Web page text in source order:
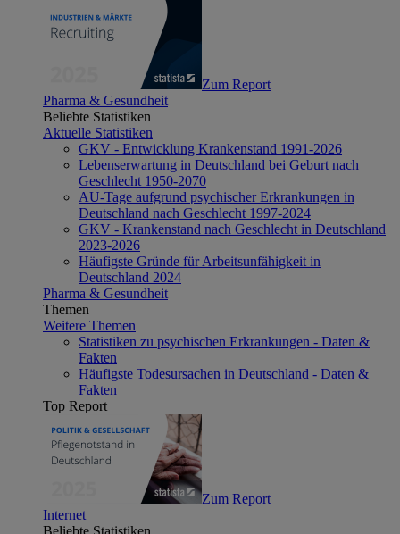
Zum Report
Pharma & Gesundheit
Beliebte Statistiken
Aktuelle Statistiken
GKV - Entwicklung Krankenstand 1991-2026
Lebenserwartung in Deutschland bei Geburt nach
Geschlecht 1950-2070
AU-Tage aufgrund psychischer Erkrankungen in
Deutschland nach Geschlecht 1997-2024
GKV - Krankenstand nach Geschlecht in Deutschland
2023-2026
Häufigste Gründe für Arbeitsunfähigkeit in
Deutschland 2024
Pharma & Gesundheit
Themen
Weitere Themen
Statistiken zu psychischen Erkrankungen - Daten &
Fakten
Häufigste Todesursachen in Deutschland - Daten &
Fakten
Top Report
Zum Report
Internet
Beliebte Statistiken